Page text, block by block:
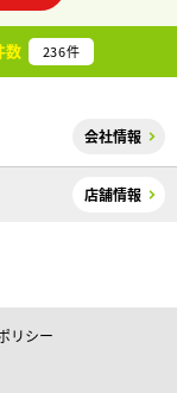
数 236件
会社情報
店舗情報
リシー